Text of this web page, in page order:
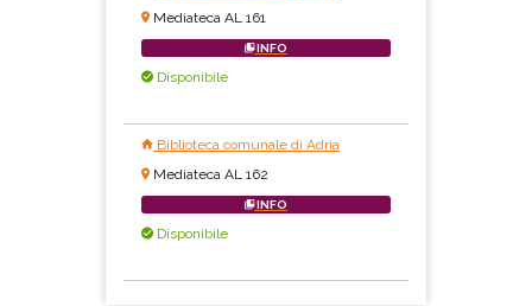
Mediateca AL 161
INFO
Disponibile
Biblioteca comunale di Adria
Mediateca AL 162
INFO
Disponibile